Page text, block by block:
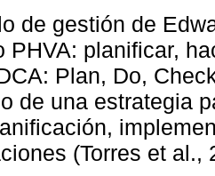
de gestión de
PHVA: planificar,
Plan, Do,
de una estrategia
(Torres et al.,